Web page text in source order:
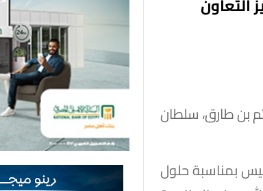
بن طارق، سلطان
بمناسبة حلول